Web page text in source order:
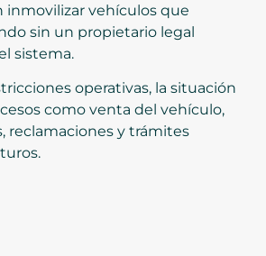
inmovilizar vehículos que
sin un propietario legal
sistema.
operativas, la situación
como venta del vehículo,
reclamaciones y trámites